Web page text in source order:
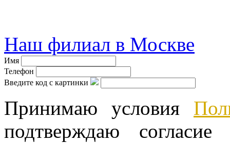
Наш филиал в Москве
Имя
Телефон
Введите код с картинки
Принимаю условия
подтверждаю